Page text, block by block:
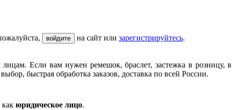
войдите на сайт или зарегистрируйтесь.
Если вам нужен ремешок, браслет, застежка в розницу,
быстрая обработка заказов, доставка по всей России.
как юридическое лицо.